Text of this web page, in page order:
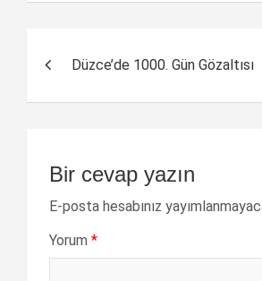
Düzce’de 1000. Gün Gözaltısı
Bir cevap yazın
E-posta hesabınız
Yorum *